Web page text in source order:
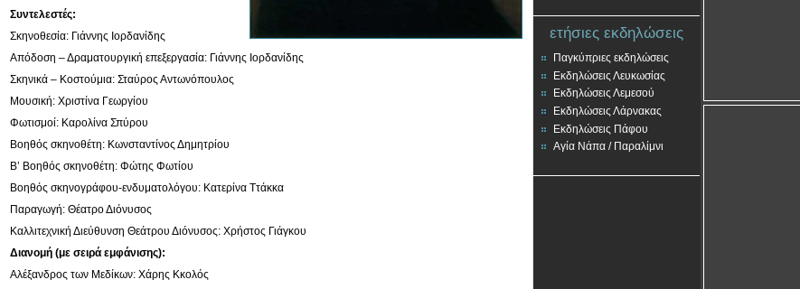
Συντελεστές:
Σκηνοθεσία: Γιάννης Ιορδανίδης
Απόδοση – Δραματουργική επεξεργασία: Γιάννης Ιορδανίδης
Σκηνικά – Κοστούμια: Σταύρος Αντωνόπουλος
Μουσική: Χριστίνα Γεωργίου
Φωτισμοί: Καρολίνα Σπύρου
Βοηθός σκηνοθέτη: Κωνσταντίνος Δημητρίου
Β’ Βοηθός σκηνοθέτη: Φώτης Φωτίου
Βοηθός σκηνογράφου-ενδυματολόγου: Κατερίνα Ττάκκα
Παραγωγή: Θέατρο Διόνυσος
Καλλιτεχνική Διεύθυνση Θεάτρου Διόνυσος: Χρήστος Γιάγκου
Διανομή (με σειρά εμφάνισης):
Αλέξανδρος των Μεδίκων: Χάρης Κκολός
ετήσιες εκδηλώσεις
Παγκύπριες εκδηλώσεις
Εκδηλώσεις Λευκωσίας
Εκδηλώσεις Λεμεσού
Εκδηλώσεις Λάρνακας
Εκδηλώσεις Πάφου
Αγία Νάπα / Παραλίμνι